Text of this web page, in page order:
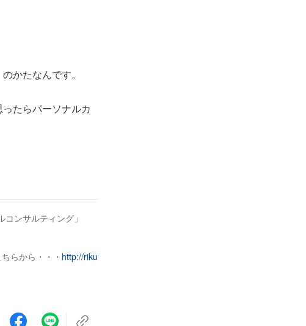
かたなんです。
たらパーソナルカ
ンサルティング」
らから・・・ http://riku